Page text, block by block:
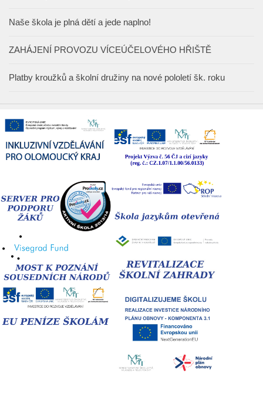
Naše škola je plná dětí a jede naplno!
ZAHÁJENÍ PROVOZU VÍCEÚČELOVÉHO HŘIŠTĚ
Platby kroužků a školní družiny na nové pololetí šk. roku